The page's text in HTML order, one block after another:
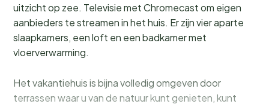
uitzicht op zee. Televisie met Chromecast om eigen
aanbieders te streamen in het huis. Er zijn vier aparte
slaapkamers, een loft en een badkamer met
vloerverwarming.
Het vakantiehuis is bijna volledig omgeven door
terrassen waar u van de natuur kunt genieten, kunt